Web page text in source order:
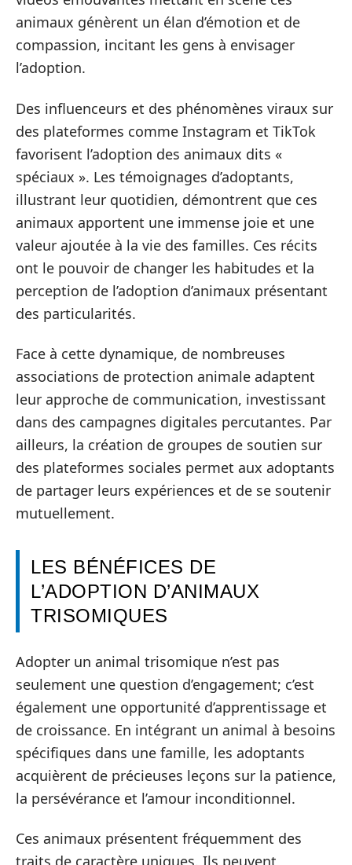
animaux génèrent un élan d’émotion et de
compassion, incitant les gens à envisager
l’adoption.
Des influenceurs et des phénomènes viraux sur
des plateformes comme Instagram et TikTok
favorisent l’adoption des animaux dits «
spéciaux ». Les témoignages d’adoptants,
illustrant leur quotidien, démontrent que ces
animaux apportent une immense joie et une
valeur ajoutée à la vie des familles. Ces récits
ont le pouvoir de changer les habitudes et la
perception de l’adoption d’animaux présentant
des particularités.
Face à cette dynamique, de nombreuses
associations de protection animale adaptent
leur approche de communication, investissant
dans des campagnes digitales percutantes. Par
ailleurs, la création de groupes de soutien sur
des plateformes sociales permet aux adoptants
de partager leurs expériences et de se soutenir
mutuellement.
LES BÉNÉFICES DE
L’ADOPTION D’ANIMAUX
TRISOMIQUES
Adopter un animal trisomique n’est pas
seulement une question d’engagement; c’est
également une opportunité d’apprentissage et
de croissance. En intégrant un animal à besoins
spécifiques dans une famille, les adoptants
acquièrent de précieuses leçons sur la patience,
la persévérance et l’amour inconditionnel.
Ces animaux présentent fréquemment des
traits de caractère uniques. Ils peuvent